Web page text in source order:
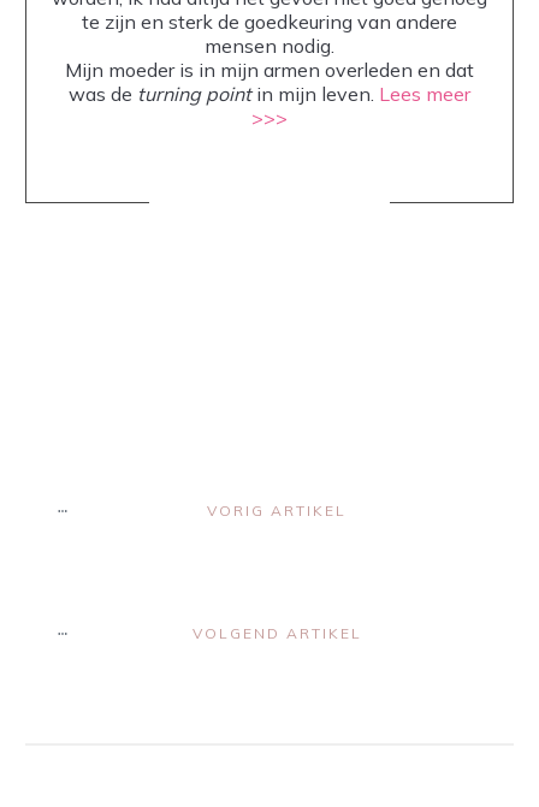
te zijn en sterk de goedkeuring van andere
mensen nodig.
Mijn moeder is in mijn armen overleden en dat
was de turning pointin mijn leven. Lees meer
>>>
VORIG ARTIKEL
VOLGEND ARTIKEL